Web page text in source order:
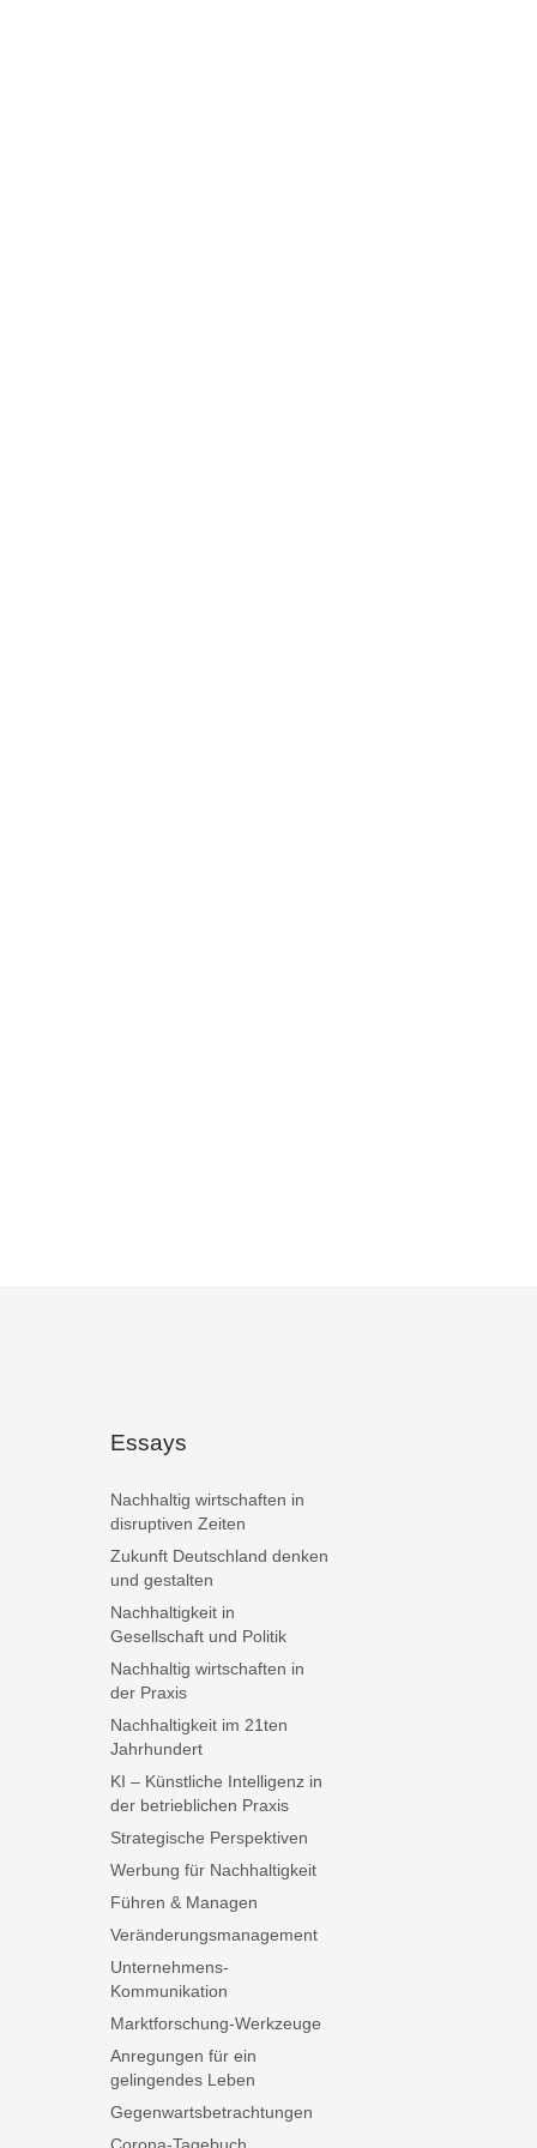
Essays
Nachhaltig wirtschaften in
disruptiven Zeiten
Zukunft Deutschland denken
und gestalten
Nachhaltigkeit in
Gesellschaft und Politik
Nachhaltig wirtschaften in
der Praxis
Nachhaltigkeit im 21ten
Jahrhundert
KI – Künstliche Intelligenz in
der betrieblichen Praxis
Strategische Perspektiven
Werbung für Nachhaltigkeit
Führen & Managen
Veränderungsmanagement
Unternehmens-
Kommunikation
Marktforschung-Werkzeuge
Anregungen für ein
gelingendes Leben
Gegenwartsbetrachtungen
Corona-Tagebuch